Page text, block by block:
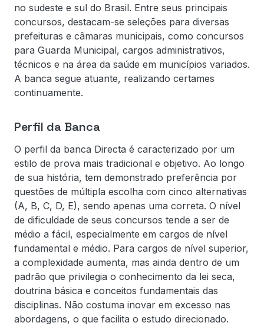
no sudeste e sul do Brasil. Entre seus principais
concursos, destacam-se seleções para diversas
prefeituras e câmaras municipais, como concursos
para Guarda Municipal, cargos administrativos,
técnicos e na área da saúde em municípios variados.
A banca segue atuante, realizando certames
continuamente.
Perfil da Banca
O perfil da banca Directa é caracterizado por um
estilo de prova mais tradicional e objetivo. Ao longo
de sua história, tem demonstrado preferência por
questões de múltipla escolha com cinco alternativas
(A, B, C, D, E), sendo apenas uma correta. O nível
de dificuldade de seus concursos tende a ser de
médio a fácil, especialmente em cargos de nível
fundamental e médio. Para cargos de nível superior,
a complexidade aumenta, mas ainda dentro de um
padrão que privilegia o conhecimento da lei seca,
doutrina básica e conceitos fundamentais das
disciplinas. Não costuma inovar em excesso nas
abordagens, o que facilita o estudo direcionado.